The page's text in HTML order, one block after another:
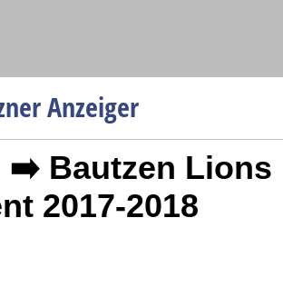
Anzeiger
➡️ Bautzen Lions
2017-2018